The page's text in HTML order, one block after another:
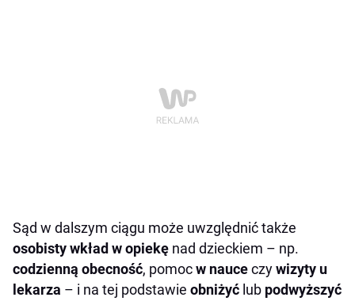
Sąd w dalszym ciągu może uwzględnić także
osobisty wkład w opiekę nad dzieckiem – np.
codzienną obecność, pomocw nauceczywizyty u
lekarza – i na tej podstawie obniżyć lub podwyższyć